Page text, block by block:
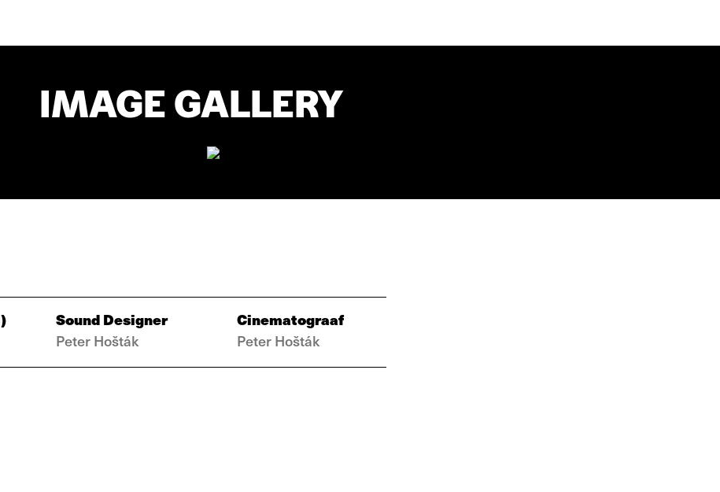
IMAGE GALLERY
Sound Designer
Peter Hošták
Cinematograaf
Peter Hošták